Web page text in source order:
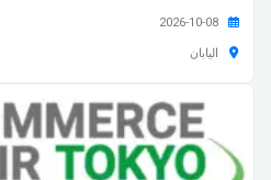
اليابان